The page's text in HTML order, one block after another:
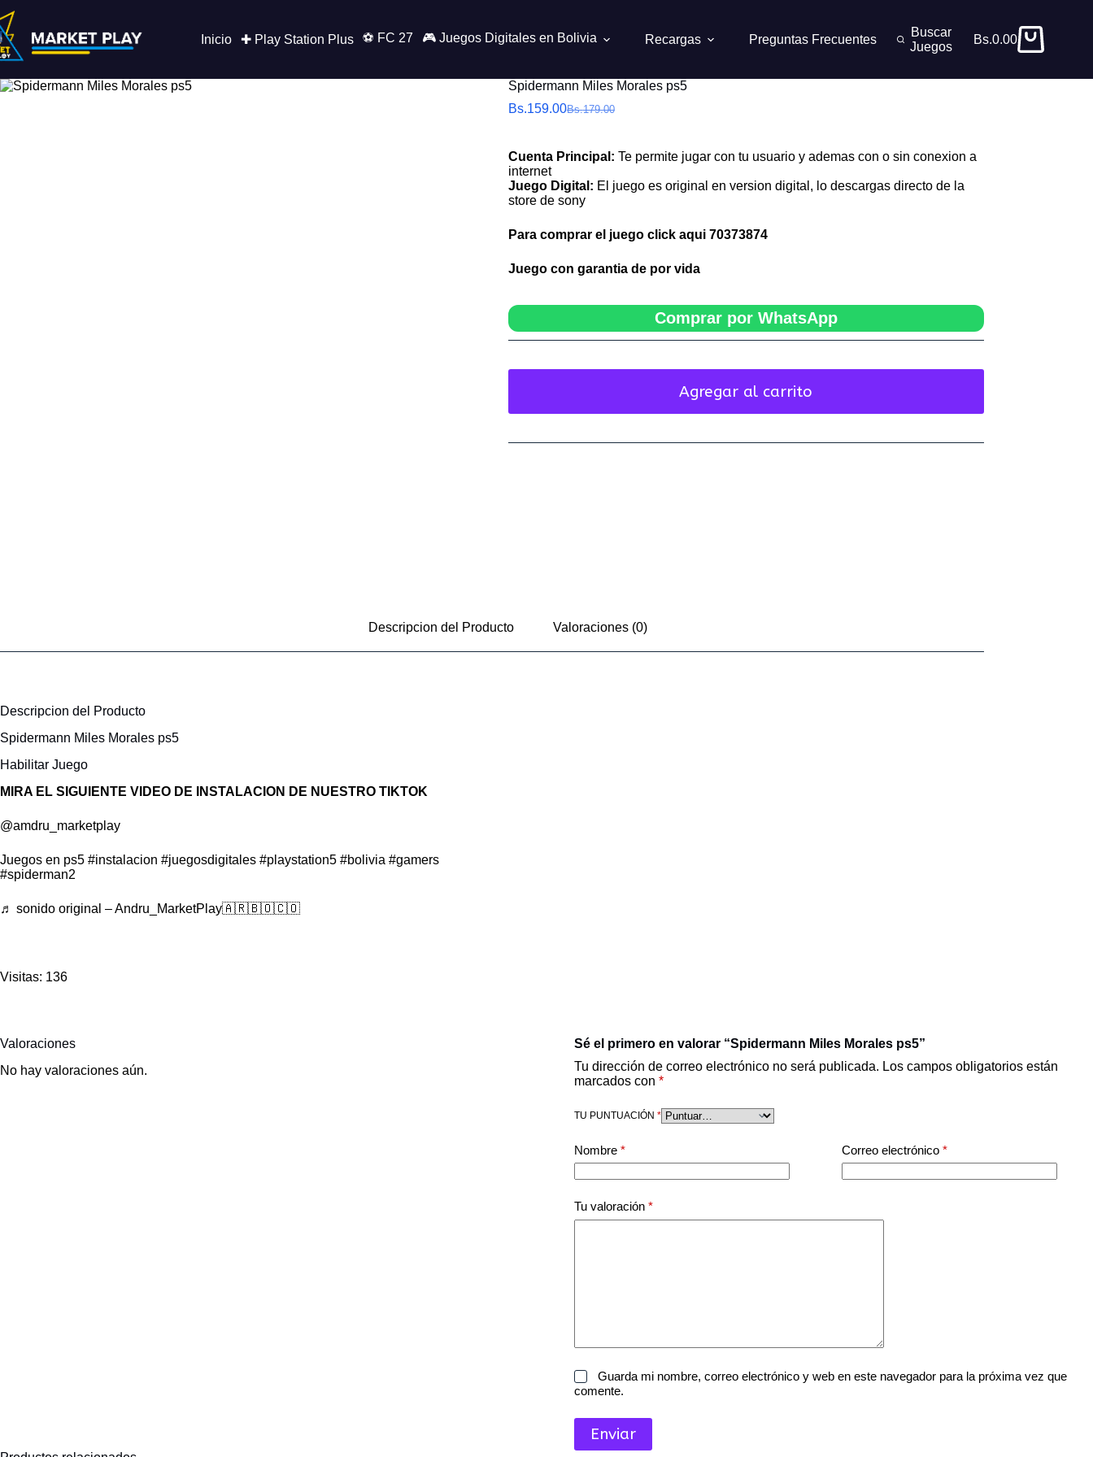
al
contenido
Inicio ✚ Play Station Plus ⚽ FC 27 🎮 Juegos Digitales en Bolivia Recargas Preguntas Frecuentes
Buscar
Juegos
Carro
Bs.0.00
Spidermann Miles Morales ps5
Bs.179.00
El
era:
Bs.159.00El
es:
Cuenta Principal: Te permite jugar con tu usuario y ademas con o sin conexion a
internet
Juego Digital: El juego es original en version digital, lo descargas directo de la
store de sony
Para comprar el juego click aqui 70373874
Juego con garantia de por vida
Comprar por WhatsApp
Agregar al carrito
Descripcion del Producto Valoraciones (0)
Descripcion del Producto
Spidermann Miles Morales ps5
Habilitar Juego
MIRA EL SIGUIENTE VIDEO DE INSTALACION DE NUESTRO TIKTOK
@amdru_marketplay
Juegos en ps5 #instalacion #juegosdigitales #playstation5 #bolivia #gamers
#spiderman2
♬ sonido original – Andru_MarketPlay🇦🇷🇧🇴🇨🇴
Visitas: 136
Valoraciones
No hay valoraciones aún.
Sé el primero en valorar “Spidermann Miles Morales ps5”
Tu dirección de correo electrónico no será publicada. Los campos obligatorios están
marcados con *
TU PUNTUACIÓN *
Nombre* Correo electrónico*
Tu valoración *
Guarda mi nombre, correo electrónico y web en este navegador para la próxima vez que
comente.
Enviar